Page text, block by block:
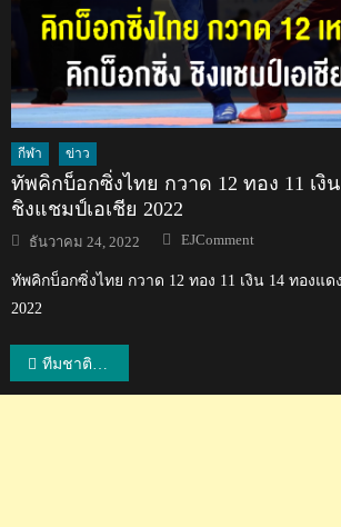
กีฬา ข่าว
ทัพคิกบ็อกซิ่งไทย กวาด 12 ทอง 11 เงิ
ชิงแชมป์เอเชีย 2022
Posted
on
ธันวาคม 24, 2022 Author
EJComment
ทัพคิกบ็อกซิ่งไทย กวาด 12 ทอง 11 เงิน 14 ทองแ
2022
แนะแนว
ทีมชาติไทย U17 พ่าย เวียดนาม 0-3 ศึก AFC U17 รอบคัดเลือก